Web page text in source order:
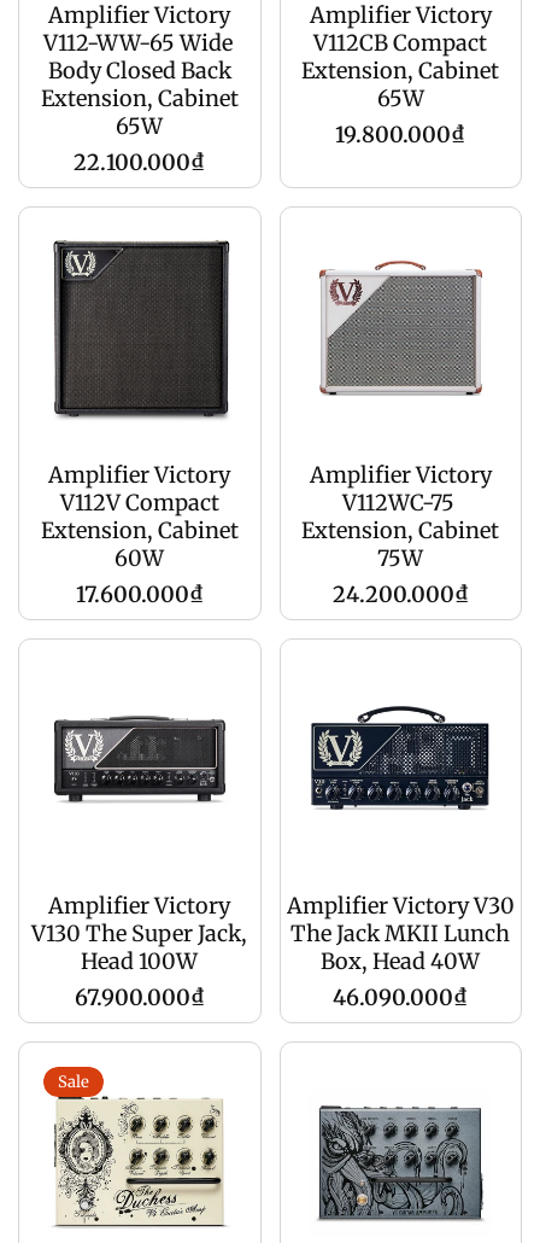
Amplifier Victory
V112-WW-65 Wide
Body Closed Back
Extension, Cabinet
65W
Giá
22.100.000₫
Amplifier Victory
V112CB Compact
Extension, Cabinet
65W
Giá
19.800.000₫
Amplifier Victory
V112V Compact
Extension, Cabinet
60W
Giá
gốc
17.600.000₫
Amplifier Victory
V112WC-75
Extension, Cabinet
75W
Giá
gốc
24.200.000₫
Amplifier Victory
V130 The Super Jack,
Head 100W
Giá
67.900.000₫
Amplifier Victory V30
The Jack MKII Lunch
Box, Head 40W
Giá
46.090.000₫
Sale